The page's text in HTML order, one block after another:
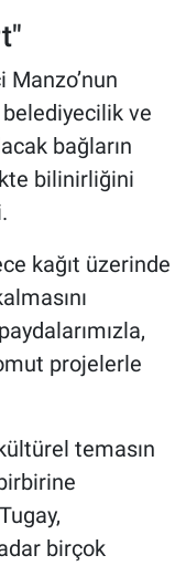
Manzo’nun
ve
bağların
bilinirliğini
kağıt üzerinde
projelerle
temasın
birçok